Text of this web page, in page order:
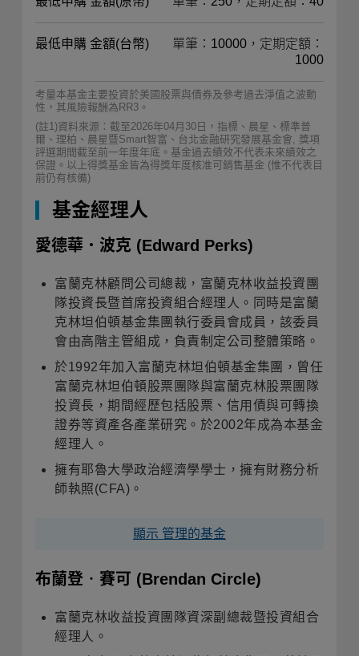
最低申購 金額(台幣)
單筆：10000，定期定額：
1000
考量本基金主要投資於美國股票與債券及參考過去淨值之波動
性，其風險報酬為RR3。
(註1)資料來源：截至2026年04月30日，指標、晨星、標準普
爾、理柏、晨星暨Smart智富、台北金融研究發展基金會, 獎項
評選期間截至前一年度年底。基金過去績效不代表未來績效之
保證。以上得獎基金皆為得獎年度核准可銷售基金 (惟不代表目
前仍有核備)
基金經理人
愛德華．波克 (Edward Perks)
富蘭克林顧問公司總裁，富蘭克林收益投資團
隊投資長暨首席投資組合經理人。同時是富蘭
克林坦伯頓基金集團執行委員會成員，該委員
會由高階主管組成，負責制定公司整體策略。
於1992年加入富蘭克林坦伯頓基金集團，曾任
富蘭克林坦伯頓股票團隊與富蘭克林股票團隊
投資長，期間經歷包括股票、信用債與可轉換
證券等資產各產業研究。於2002年成為本基金
經理人。
擁有耶魯大學政治經濟學學士，擁有財務分析
師執照(CFA)。
顯示 管理的基金
布蘭登‧賽可 (Brendan Circle)
富蘭克林收益投資團隊資深副總裁暨投資組合
經理人。